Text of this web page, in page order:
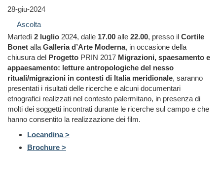
28-giu-2024
Ascolta
Martedì 2 luglio 2024, dalle 17.00 alle 22.00, presso il Cortile
Bonet allaGalleria d’Arte Moderna, in occasione della
chiusura del Progetto PRIN 2017 Migrazioni, spaesamento e
appaesamento: letture antropologiche del nesso
rituali/migrazioni in contesti di Italia meridionale, saranno
presentati i risultati delle ricerche e alcuni documentari
etnografici realizzati nel contesto palermitano, in presenza di
molti dei soggetti incontrati durante le ricerche sul campo e che
hanno consentito la realizzazione dei film.
Locandina >
Brochure >